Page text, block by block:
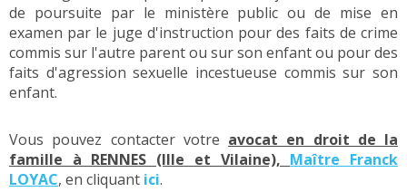
de poursuite par le ministère public ou de mise en
examen par le juge d'instruction pour des faits de crime
commis sur l'autre parent ou sur son enfant ou pour des
faits d'agression sexuelle incestueuse commis sur son
enfant.
Vous pouvez contacter votre avocat en droit de la
famille à RENNES (Ille et Vilaine), Maître Franck
LOYAC, en cliquant ici.